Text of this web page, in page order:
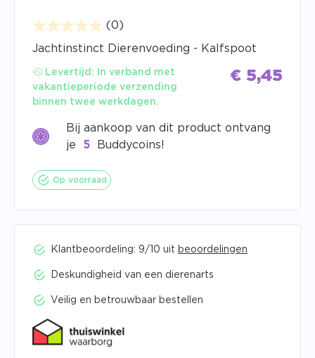
(0)
Jachtinstinct Dierenvoeding - Kalfspoot
€ 5,45
Levertijd:
In verband met
vakantieperiode verzending
binnen twee werkdagen.
Bij aankoop van dit product ontvang
je
5 Buddycoins!
Op voorraad
Klantbeoordeling: 9/10 uit beoordelingen
Deskundigheid van een dierenarts
Veilig en betrouwbaar bestellen